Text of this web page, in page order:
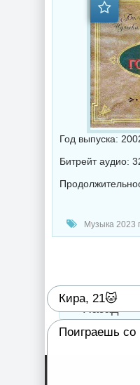
Год выпуска:
Битрейт аудио:
Музыка 2023 года / Популярная
Назад
Кира, 21🐱
Поиграешь со